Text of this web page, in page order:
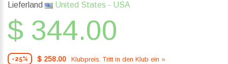
Lieferland United States - USA
$ 344.00
-25% $ 258.00 Klubpreis. Tritt in den Klub ein »